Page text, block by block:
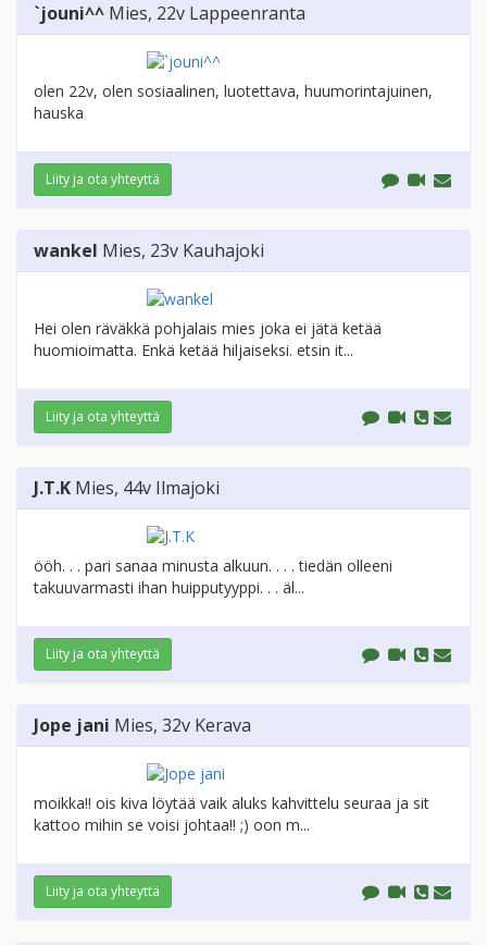
`jouni^^ Mies, 22v Lappeenranta
olen 22v, olen sosiaalinen, luotettava, huumorintajuinen,
hauska
Liity ja ota yhteyttä
wankel Mies, 23v Kauhajoki
Hei olen räväkkä pohjalais mies joka ei jätä ketää
huomioimatta. Enkä ketää hiljaiseksi. etsin it...
Liity ja ota yhteyttä
J.T.K Mies, 44v Ilmajoki
ööh. . . pari sanaa minusta alkuun. . . . tiedän olleeni
takuuvarmasti ihan huipputyyppi. . . äl...
Liity ja ota yhteyttä
Jope jani Mies, 32v Kerava
moikka!! ois kiva löytää vaik aluks kahvittelu seuraa ja sit
kattoo mihin se voisi johtaa!! ;) oon m...
Liity ja ota yhteyttä